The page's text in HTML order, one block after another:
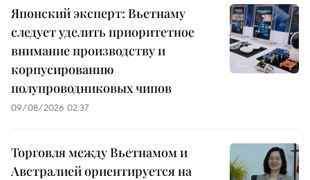
Японский эксперт: Вьетнаму
следует уделить приоритетное
внимание производству и
корпусированию
полупроводниковых чипов
09/08/2026 02:37
Торговля между Вьетнамом и
Австралией ориентируется на